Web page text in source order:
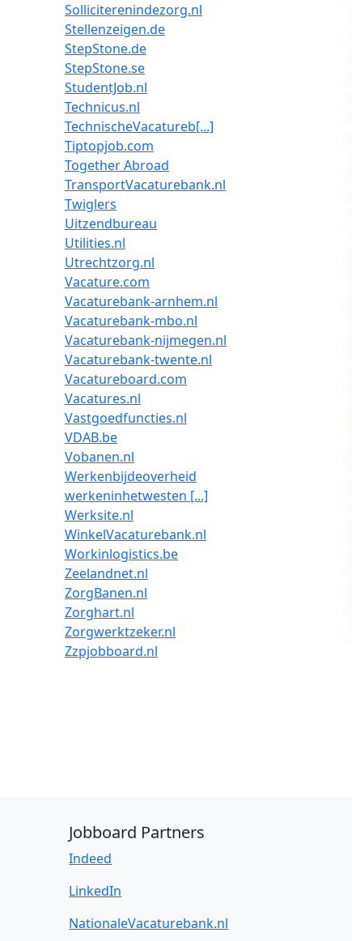
Solliciterenindezorg.nl
Stellenzeigen.de
StepStone.de
StepStone.se
StudentJob.nl
Technicus.nl
TechnischeVacatureb[...]
Tiptopjob.com
Together Abroad
TransportVacaturebank.nl
Twiglers
Uitzendbureau
Utilities.nl
Utrechtzorg.nl
Vacature.com
Vacaturebank-arnhem.nl
Vacaturebank-mbo.nl
Vacaturebank-nijmegen.nl
Vacaturebank-twente.nl
Vacatureboard.com
Vacatures.nl
Vastgoedfuncties.nl
VDAB.be
Vobanen.nl
Werkenbijdeoverheid
werkeninhetwesten [...]
Werksite.nl
WinkelVacaturebank.nl
Workinlogistics.be
Zeelandnet.nl
ZorgBanen.nl
Zorghart.nl
Zorgwerktzeker.nl
Zzpjobboard.nl
Jobboard Partners
Indeed
LinkedIn
NationaleVacaturebank.nl